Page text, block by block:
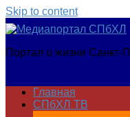
Skip to content
Медиапортал
Портал о жизни Санкт-
Главная
СПбХЛ ТВ